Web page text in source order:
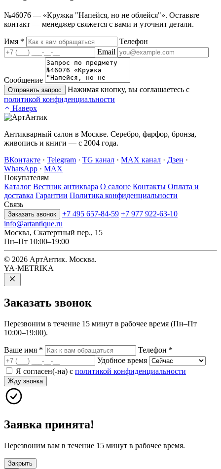
№46076 — «Кружка "Напейся, но не облейся"». Оставьте
контакт — менеджер свяжется с вами и уточнит детали.
Имя *
Телефон
Email
Сообщение
Отправить запрос
Нажимая кнопку, вы соглашаетесь с
политикой конфиденциальности
Наверх
Антикварный салон в Москве. Серебро, фарфор, бронза,
живопись и книги — с 2004 года.
ВКонтакте · Telegram · TG канал · MAX канал · Дзен ·
WhatsApp · MAX
Покупателям
Каталог Вестник антиквара О салоне Контакты Оплата и
доставка Гарантии Политика конфиденциальности
Связь
Заказать звонок +7 495 657-84-59 +7 977 922-63-10
info@artantique.ru
Москва, Скатертный пер., 15
Пн–Пт 10:00–19:00
© 2026 АртАнтик. Москва.
YA·METRIKA
Заказать звонок
Перезвоним в течение 15 минут в рабочее время (Пн–Пт
10:00–19:00).
Ваше имя * Телефон *
Удобное время
Я согласен(-на) с политикой конфиденциальности
Жду звонка
Заявка принята!
Перезвоним вам в течение 15 минут в рабочее время.
Закрыть